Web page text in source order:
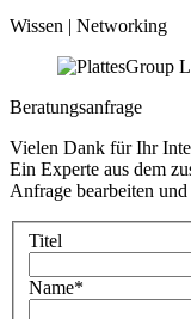
Wissen | Networking
Beratungsanfrage
Vielen Dank für Ihr
Ein Experte aus dem
Anfrage bearbeiten
Titel
Name*